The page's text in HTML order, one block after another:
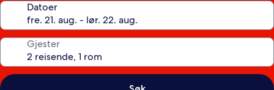
Datoer
Gjester